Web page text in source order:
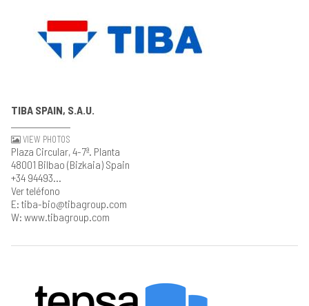
TIBA SPAIN, S.A.U.
VIEW PHOTOS
Plaza Circular, 4-7ª. Planta
48001 Bilbao (Bizkaia) Spain
+34 94493...
Ver teléfono
E: tiba-bio@tibagroup.com
W: www.tibagroup.com